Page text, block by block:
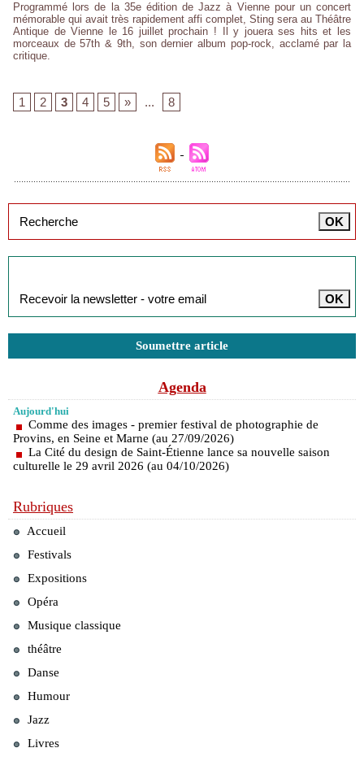
Programmé lors de la 35e édition de Jazz à Vienne pour un concert
mémorable qui avait très rapidement affi complet, Sting sera au Théâtre
Antique de Vienne le 16 juillet prochain ! Il y jouera ses hits et les
morceaux de 57th & 9th, son dernier album pop-rock, acclamé par la
critique.
1 2 3 4 5 » ... 8
Soumettre article
Agenda
Aujourd'hui
Comme des images - premier festival de photographie de
Provins, en Seine et Marne (au 27/09/2026)
La Cité du design de Saint-Étienne lance sa nouvelle saison
culturelle le 29 avril 2026 (au 04/10/2026)
Rubriques
Accueil
Festivals
Expositions
Opéra
Musique classique
théâtre
Danse
Humour
Jazz
Livres